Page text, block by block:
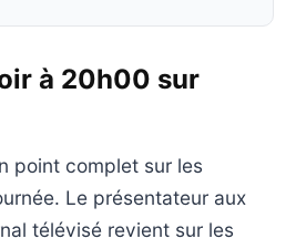
à 20h00 sur
point complet sur les
Le présentateur aux
télévisé revient sur les